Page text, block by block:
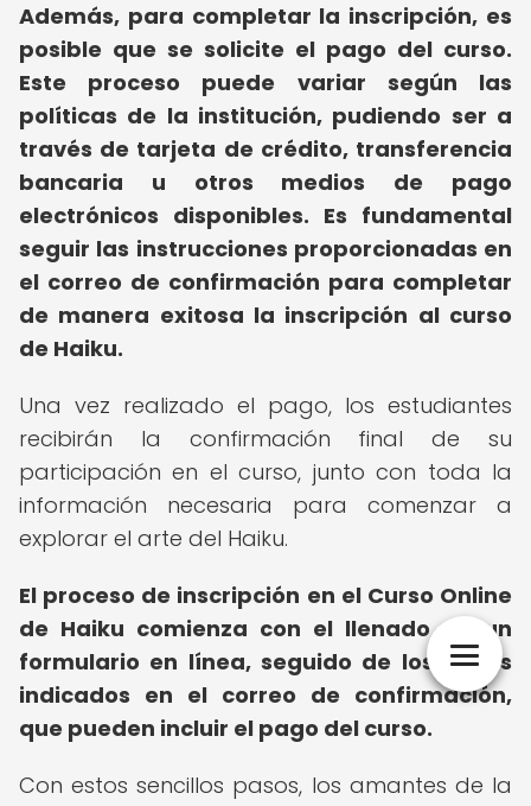
Además, para completar la inscripción, es
posible que se solicite el pago del curso.
Este proceso puede variar según las
políticas de la institución, pudiendo ser a
través de tarjeta de crédito, transferencia
bancaria u otros medios de pago
electrónicos disponibles. Es fundamental
seguir las instrucciones proporcionadas en
el correo de confirmación para completar
de manera exitosa la inscripción al curso
de Haiku.
Una vez realizado el pago, los estudiantes
recibirán la confirmación final de su
participación en el curso, junto con toda la
información necesaria para comenzar a
explorar el arte del Haiku.
El proceso de inscripción en el Curso Online
de Haiku comienza con el llenado de un
formulario en línea, seguido de los pasos
indicados en el correo de confirmación,
que pueden incluir el pago del curso.
Con estos sencillos pasos, los amantes de la